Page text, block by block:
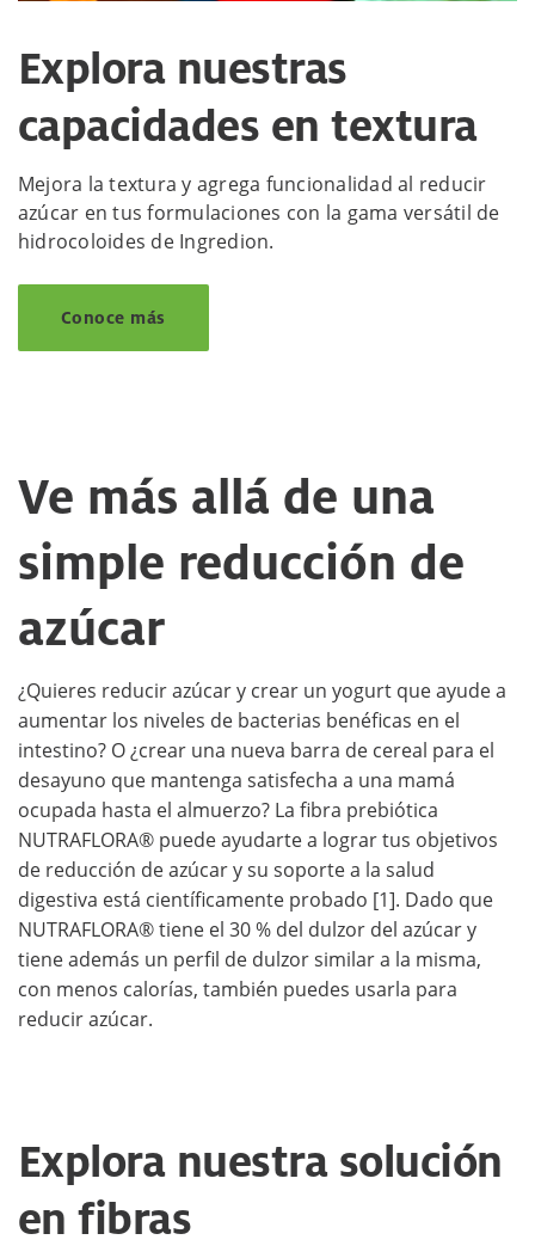
Explora nuestras
capacidades en textura
Mejora la textura y agrega funcionalidad al reducir
azúcar en tus formulaciones con la gama versátil de
hidrocoloides de Ingredion.
Conoce más
Ve más allá de una
simple reducción de
azúcar
¿Quieres reducir azúcar y crear un yogurt que ayude a
aumentar los niveles de bacterias benéficas en el
intestino? O ¿crear una nueva barra de cereal para el
desayuno que mantenga satisfecha a una mamá
ocupada hasta el almuerzo? La fibra prebiótica
NUTRAFLORA® puede ayudarte a lograr tus objetivos
de reducción de azúcar y su soporte a la salud
digestiva está científicamente probado [1]. Dado que
NUTRAFLORA® tiene el 30 % del dulzor del azúcar y
tiene además un perfil de dulzor similar a la misma,
con menos calorías, también puedes usarla para
reducir azúcar.
Explora nuestra solución
en fibras